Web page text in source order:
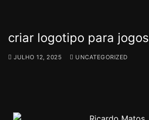
criar logotipo para jogos
JULHO 12, 2025 UNCATEGORIZED